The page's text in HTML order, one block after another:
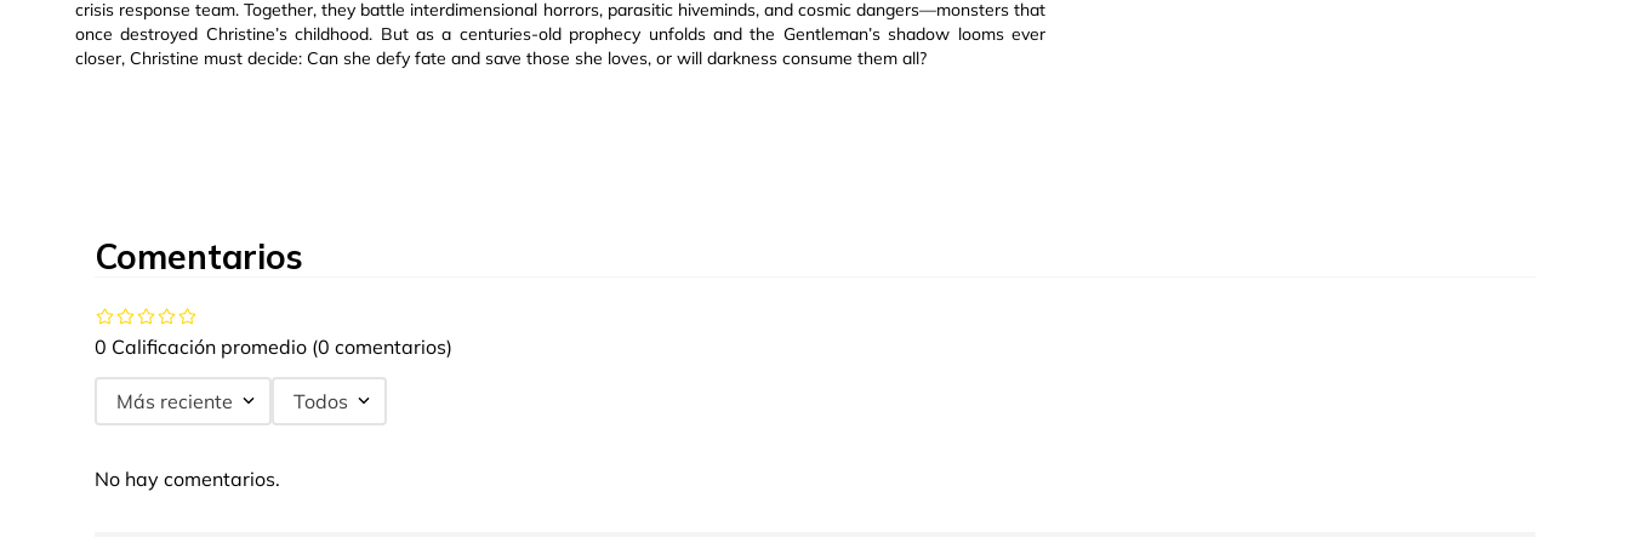
crisis response team. Together, they battle interdimensional horrors, parasitic hiveminds, and cosmic dangers—monsters that
once destroyed Christine’s childhood. But as a centuries-old prophecy unfolds and the Gentleman’s shadow looms ever
closer, Christine must decide: Can she defy fate and save those she loves, or will darkness consume them all?
Comentarios
0 Calificación promedio (0 comentarios)
Más reciente Todos
No hay comentarios.